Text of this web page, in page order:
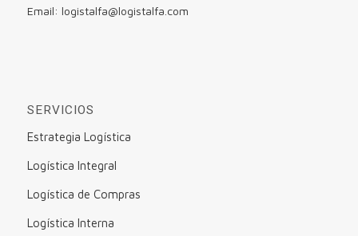
Email: logistalfa@logistalfa.com
SERVICIOS
Estrategia Logística
Logística Integral
Logística de Compras
Logística Interna